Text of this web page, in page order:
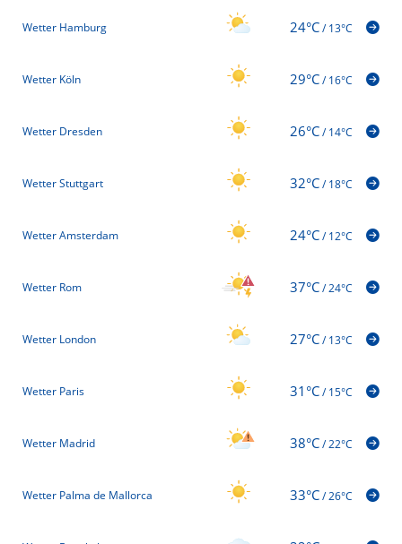
Wetter Hamburg 24°C/13°C
Wetter Köln 29°C/16°C
Wetter Dresden 26°C/14°C
Wetter Stuttgart 32°C/18°C
Wetter Amsterdam 24°C/12°C
Wetter Rom 37°C/24°C
Wetter London 27°C/13°C
Wetter Paris 31°C/15°C
Wetter Madrid 38°C/22°C
Wetter Palma de Mallorca 33°C/26°C